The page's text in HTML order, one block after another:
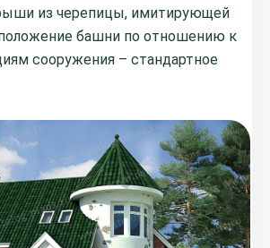
из черепицы, имитирующей
башни по отношению к
сооружения – стандартное